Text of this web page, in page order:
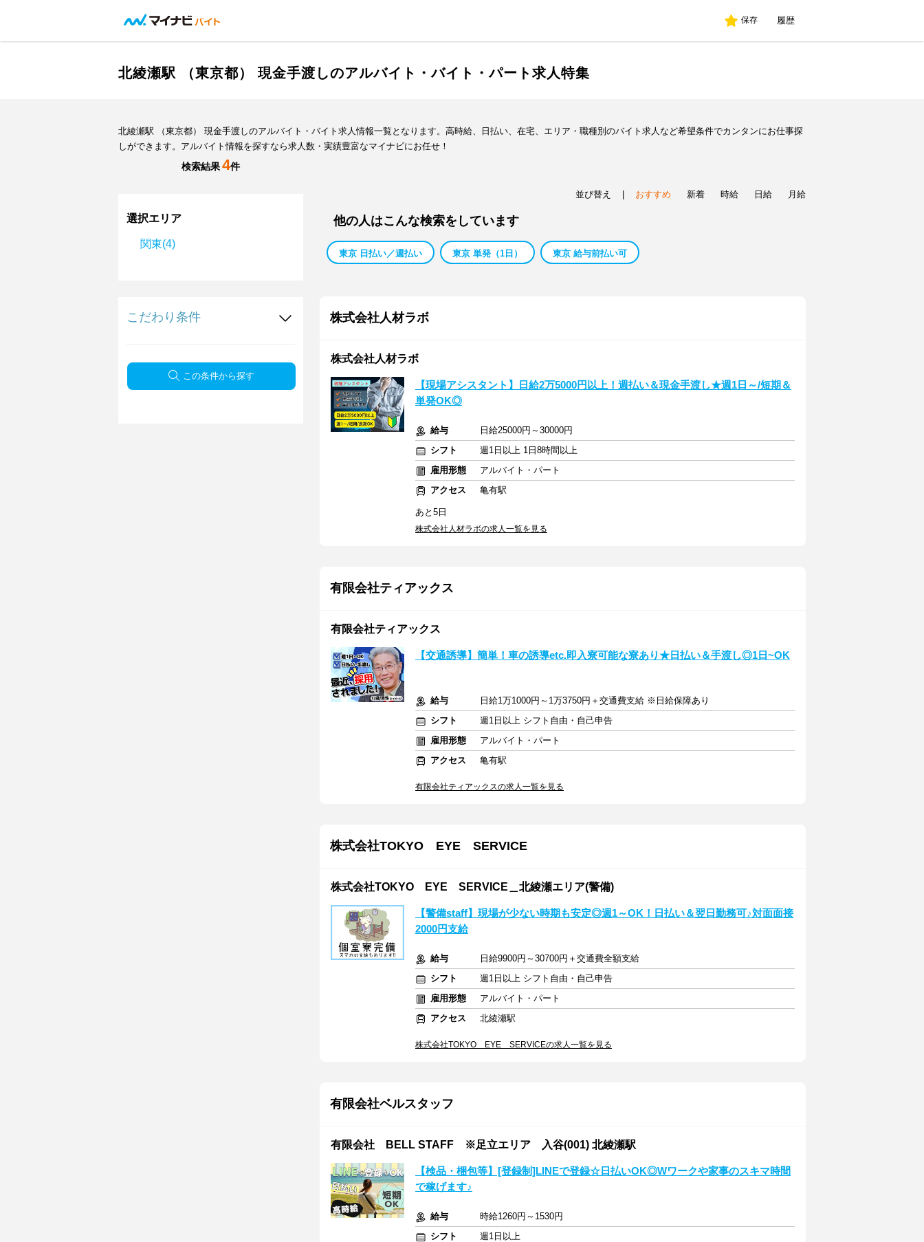
保存 履歴
北綾瀬駅 （東京都） 現金手渡しのアルバイト・バイト・パート求人特集
北綾瀬駅 （東京都） 現金手渡しのアルバイト・バイト求人情報一覧となります。高時給、日払い、在宅、エリア・職種別のバイト求人など希望条件でカンタンにお仕事探
しができます。アルバイト情報を探すなら求人数・実績豊富なマイナビにお任せ！
検索結果4件
選択エリア
関東(4)
こだわり条件
この条件から探す
並び替え おすすめ 新着 時給 日給 月給
他の人はこんな検索をしています
東京 日払い／週払い 東京 単発（1日） 東京 給与前払い可
株式会社人材ラボ
株式会社人材ラボ
【現場アシスタント】日給2万5000円以上！週払い＆現金手渡し★週1日～/短期＆
単発OK◎
給与
日給25000円～30000円
シフト
週1日以上 1日8時間以上
雇用形態
アルバイト・パート
アクセス
亀有駅
あと5日
株式会社人材ラボの求人一覧を見る
有限会社ティアックス
有限会社ティアックス
【交通誘導】簡単！車の誘導etc.即入寮可能な寮あり★日払い＆手渡し◎1日~OK
給与
日給1万1000円～1万3750円＋交通費支給 ※日給保障あり
シフト
週1日以上 シフト自由・自己申告
雇用形態
アルバイト・パート
アクセス
亀有駅
有限会社ティアックスの求人一覧を見る
株式会社TOKYO EYE SERVICE
株式会社TOKYO EYE SERVICE＿北綾瀬エリア(警備)
【警備staff】現場が少ない時期も安定◎週1～OK！日払い＆翌日勤務可♪対面面接
2000円支給
給与
日給9900円～30700円＋交通費全額支給
シフト
週1日以上 シフト自由・自己申告
雇用形態
アルバイト・パート
アクセス
北綾瀬駅
株式会社TOKYO EYE SERVICEの求人一覧を見る
有限会社ベルスタッフ
有限会社 BELL STAFF ※足立エリア 入谷(001) 北綾瀬駅
【検品・梱包等】[登録制]LINEで登録☆日払いOK◎Wワークや家事のスキマ時間
で稼げます♪
給与
時給1260円～1530円
シフト
週1日以上